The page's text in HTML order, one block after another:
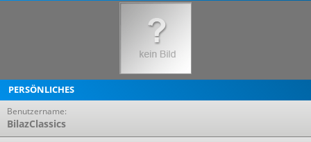
PERSÖNLICHES
Benutzername:
BilazClassics